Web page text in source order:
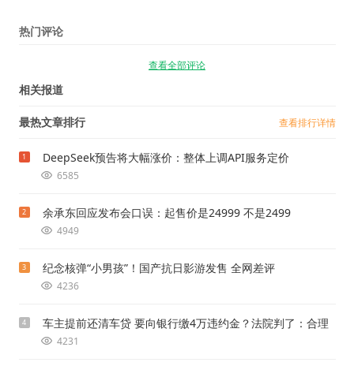
热门评论
查看全部评论
相关报道
最热文章排行 查看排行详情
1 DeepSeek预告将大幅涨价：整体上调API服务定价
6585
2 余承东回应发布会口误：起售价是24999 不是2499
4949
3 纪念核弹“小男孩”！国产抗日影游发售 全网差评
4236
4 车主提前还清车贷 要向银行缴4万违约金？法院判了：合理
4231